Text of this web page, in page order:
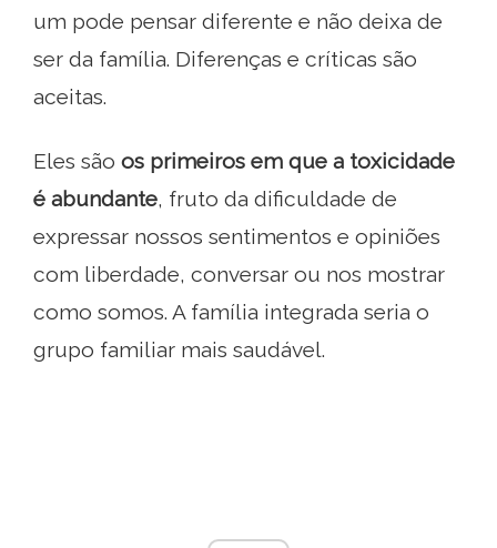
um pode pensar diferente e não deixa de
ser da família. Diferenças e críticas são
aceitas.
Eles são os primeiros em que a toxicidade
é abundante, fruto da dificuldade de
expressar nossos sentimentos e opiniões
com liberdade, conversar ou nos mostrar
como somos. A família integrada seria o
grupo familiar mais saudável.